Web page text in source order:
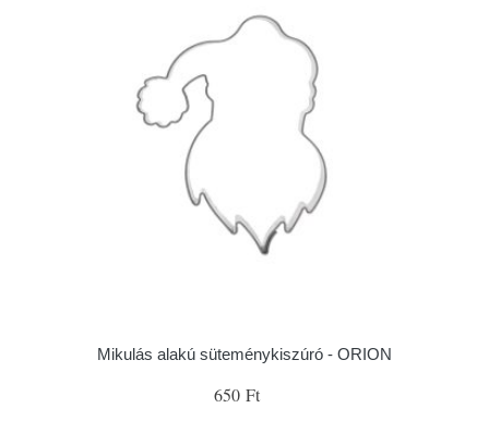
Mikulás alakú süteménykiszúró - ORION
650 Ft